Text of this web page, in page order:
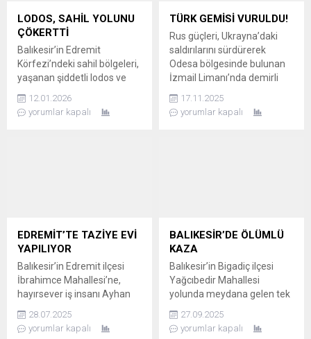
biberonla beslenen yavru
ayı, uysal ve sempatik
halleriyle...
metrekare alanda kurulan
LODOS, SAHİL YOLUNU
ÇÖKERTTİ
Balıkesir’in Edremit
Körfezi’ndeki sahil bölgeleri,
yaşanan şiddetli lodos ve
zarar gördü. Özellikle sahil
kesimlerindeki kaldırımlarda
Sahili’nde bulunan
Mutlukent Yolu oldu. Şiddetli
12.01.2026
yorumlar kapalı
TÜRK GEMİSİ VURULDU!
Rus güçleri, Ukrayna’daki
saldırılarını sürdürerek
Odesa bölgesinde bulunan
İzmail Limanı’nda demirli
sıvılaştırılmış gaz (LNG)
taşıyan Türk gemisi
geminin patlama tehlikesi
nedeniyle, yakınlardaki...
17.11.2025
yorumlar kapalı
EDREMİT’TE TAZİYE EVİ
YAPILIYOR
Balıkesir’in Edremit ilçesi
İbrahimce Mahallesi’ne,
hayırsever iş insanı Ayhan
kazandırılıyor.
İBRAHİMCE’YE SOSYAL
28.07.2025
yorumlar kapalı
BALIKESİR’DE ÖLÜMLÜ
KAZA
Balıkesir’in Bigadiç ilçesi
Yağcıbedir Mahallesi
yolunda meydana gelen tek
otomobil sürücüsü hayatını
kaybetti. SÜRÜCÜ
27.09.2025
yorumlar kapalı